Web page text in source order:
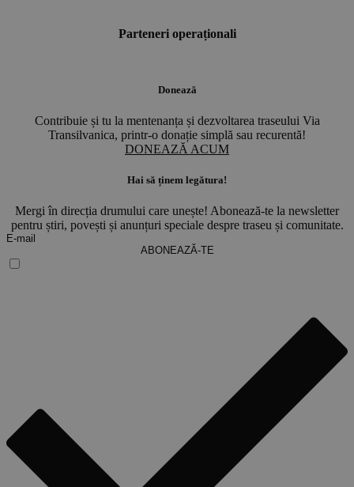
Parteneri operaționali
Donează
Contribuie și tu la mentenanța și dezvoltarea traseului Via
Transilvanica, printr-o donație simplă sau recurentă!
DONEAZĂ ACUM
Hai să ținem legătura!
Mergi în direcția drumului care unește! Abonează-te la newsletter
pentru știri, povești și anunțuri speciale despre traseu și comunitate.
ABONEAZĂ-TE